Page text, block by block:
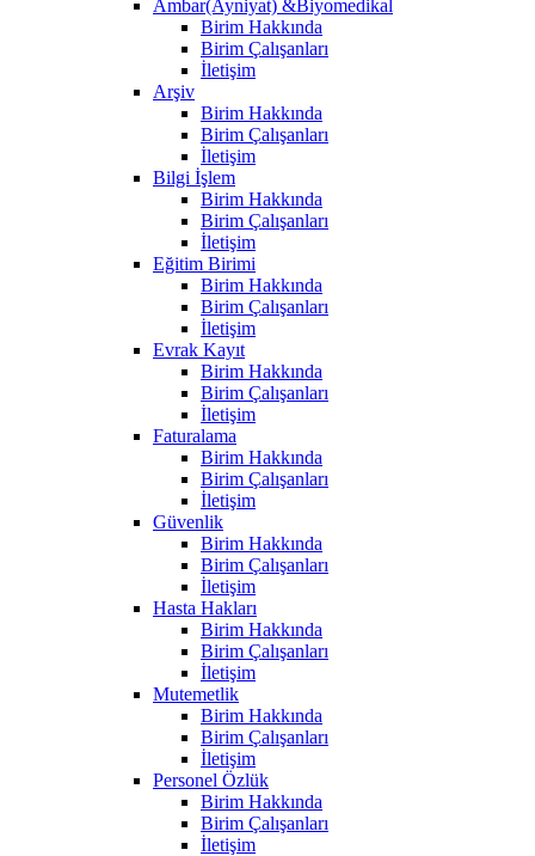
Ambar(Ayniyat) &Biyomedikal
Birim Hakkında
Birim Çalışanları
İletişim
Arşiv
Birim Hakkında
Birim Çalışanları
İletişim
Bilgi İşlem
Birim Hakkında
Birim Çalışanları
İletişim
Eğitim Birimi
Birim Hakkında
Birim Çalışanları
İletişim
Evrak Kayıt
Birim Hakkında
Birim Çalışanları
İletişim
Faturalama
Birim Hakkında
Birim Çalışanları
İletişim
Güvenlik
Birim Hakkında
Birim Çalışanları
İletişim
Hasta Hakları
Birim Hakkında
Birim Çalışanları
İletişim
Mutemetlik
Birim Hakkında
Birim Çalışanları
İletişim
Personel Özlük
Birim Hakkında
Birim Çalışanları
İletişim